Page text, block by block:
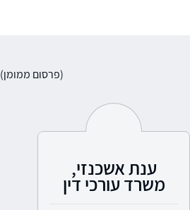
(פרסום ממומן)
ענת אשכנזי,
משרד עורכי דין